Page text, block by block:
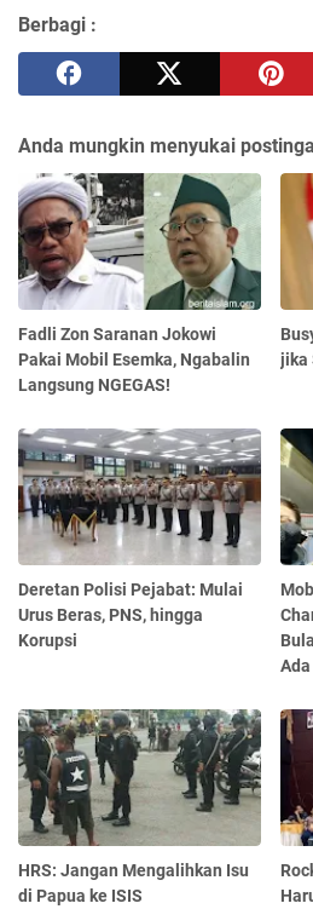
Berbagi :
Anda mungkin menyukai
Fadli Zon Saranan Jokowi
Pakai Mobil Esemka, Ngabalin
Langsung NGEGAS!
jika
Deretan Polisi Pejabat: Mulai
Urus Beras, PNS, hingga
Korupsi
Ada
HRS: Jangan Mengalihkan Isu
di Papua ke ISIS